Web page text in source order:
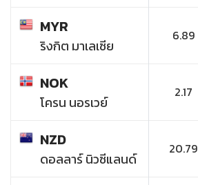
MYR
ริงกิต มาเลเซีย
6.89
NOK
โครน นอรเวย์
2.17
NZD
ดอลลาร์ นิวซีแลนด์
20.79